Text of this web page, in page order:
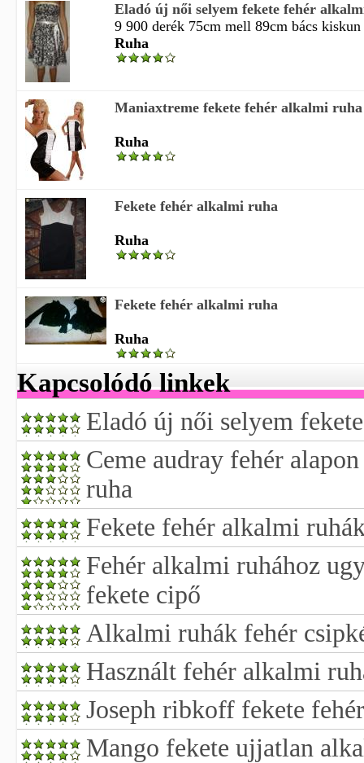
Eladó új női selyem fekete fehér
9 900 derék 75cm mell 89cm bács
Ruha
Maniaxtreme fekete fehér alkalmi ruha
Ruha
Fekete fehér alkalmi ruha
Ruha
Fekete fehér alkalmi ruha
Ruha
Kapcsolódó linkek
Eladó új női selyem
Ceme audray fehér
ruha
Fekete fehér alkalmi
Fehér alkalmi ruhához
fekete cipő
Alkalmi ruhák fehér
Használt fehér alkalmi
Joseph ribkoff fekete
Mango fekete ujjatlan